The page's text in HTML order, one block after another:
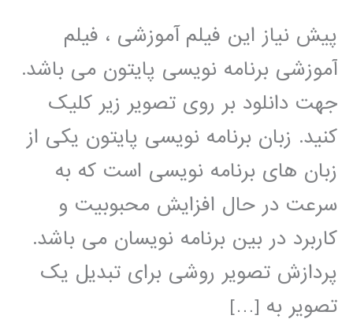
پیش نیاز این فیلم آموزشی ، فیلم
آموزشی برنامه نویسی پایتون می باشد.
جهت دانلود بر روی تصویر زیر کلیک
کنید. زبان برنامه نویسی پایتون یکی از
زبان های برنامه نویسی است که به
سرعت در حال افزایش محبوبیت و
کاربرد در بین برنامه نویسان می باشد.
پردازش تصویر روشی برای تبدیل یک
تصویر به […]